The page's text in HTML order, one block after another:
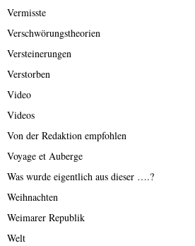
Vermisste
Verschwörungstheorien
Versteinerungen
Verstorben
Video
Videos
Von der Redaktion empfohlen
Voyage et Auberge
Was wurde eigentlich aus dieser ….?
Weihnachten
Weimarer Republik
Welt